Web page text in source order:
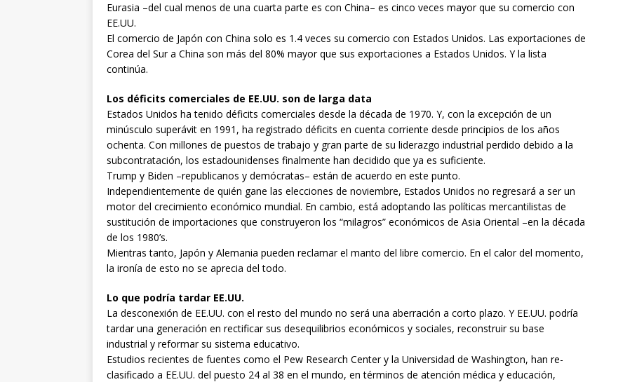
Eurasia –del cual menos de una cuarta parte es con China– es cinco veces mayor que su comercio con
EE.UU.
El comercio de Japón con China solo es 1.4 veces su comercio con Estados Unidos. Las exportaciones de
Corea del Sur a China son más del 80% mayor que sus exportaciones a Estados Unidos. Y la lista
continúa.
Los déficits comerciales de EE.UU. son de larga data
Estados Unidos ha tenido déficits comerciales desde la década de 1970. Y, con la excepción de un
minúsculo superávit en 1991, ha registrado déficits en cuenta corriente desde principios de los años
ochenta. Con millones de puestos de trabajo y gran parte de su liderazgo industrial perdido debido a la
subcontratación, los estadounidenses finalmente han decidido que ya es suficiente.
Trump y Biden –republicanos y demócratas– están de acuerdo en este punto.
Independientemente de quién gane las elecciones de noviembre, Estados Unidos no regresará a ser un
motor del crecimiento económico mundial. En cambio, está adoptando las políticas mercantilistas de
sustitución de importaciones que construyeron los “milagros” económicos de Asia Oriental –en la década
de los 1980’s.
Mientras tanto, Japón y Alemania pueden reclamar el manto del libre comercio. En el calor del momento,
la ironía de esto no se aprecia del todo.
Lo que podría tardar EE.UU.
La desconexión de EE.UU. con el resto del mundo no será una aberración a corto plazo. Y EE.UU. podría
tardar una generación en rectificar sus desequilibrios económicos y sociales, reconstruir su base
industrial y reformar su sistema educativo.
Estudios recientes de fuentes como el Pew Research Center y la Universidad de Washington, han re-
clasificado a EE.UU. del puesto 24 al 38 en el mundo, en términos de atención médica y educación,